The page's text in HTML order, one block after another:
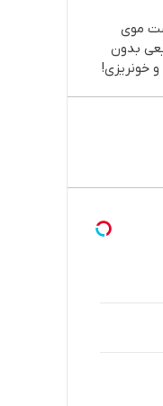
موی
بدون
و خونریزی!